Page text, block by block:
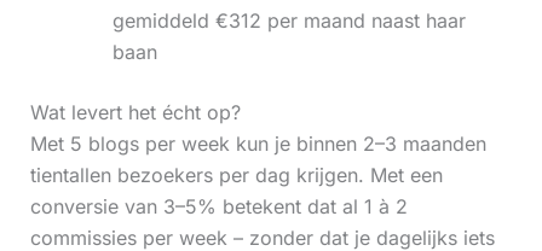
gemiddeld €312 per maand naast haar
baan
Wat levert het écht op?
Met 5 blogs per week kun je binnen 2–3 maanden
tientallen bezoekers per dag krijgen. Met een
conversie van 3–5% betekent dat al 1 à 2
commissies per week – zonder dat je dagelijks iets